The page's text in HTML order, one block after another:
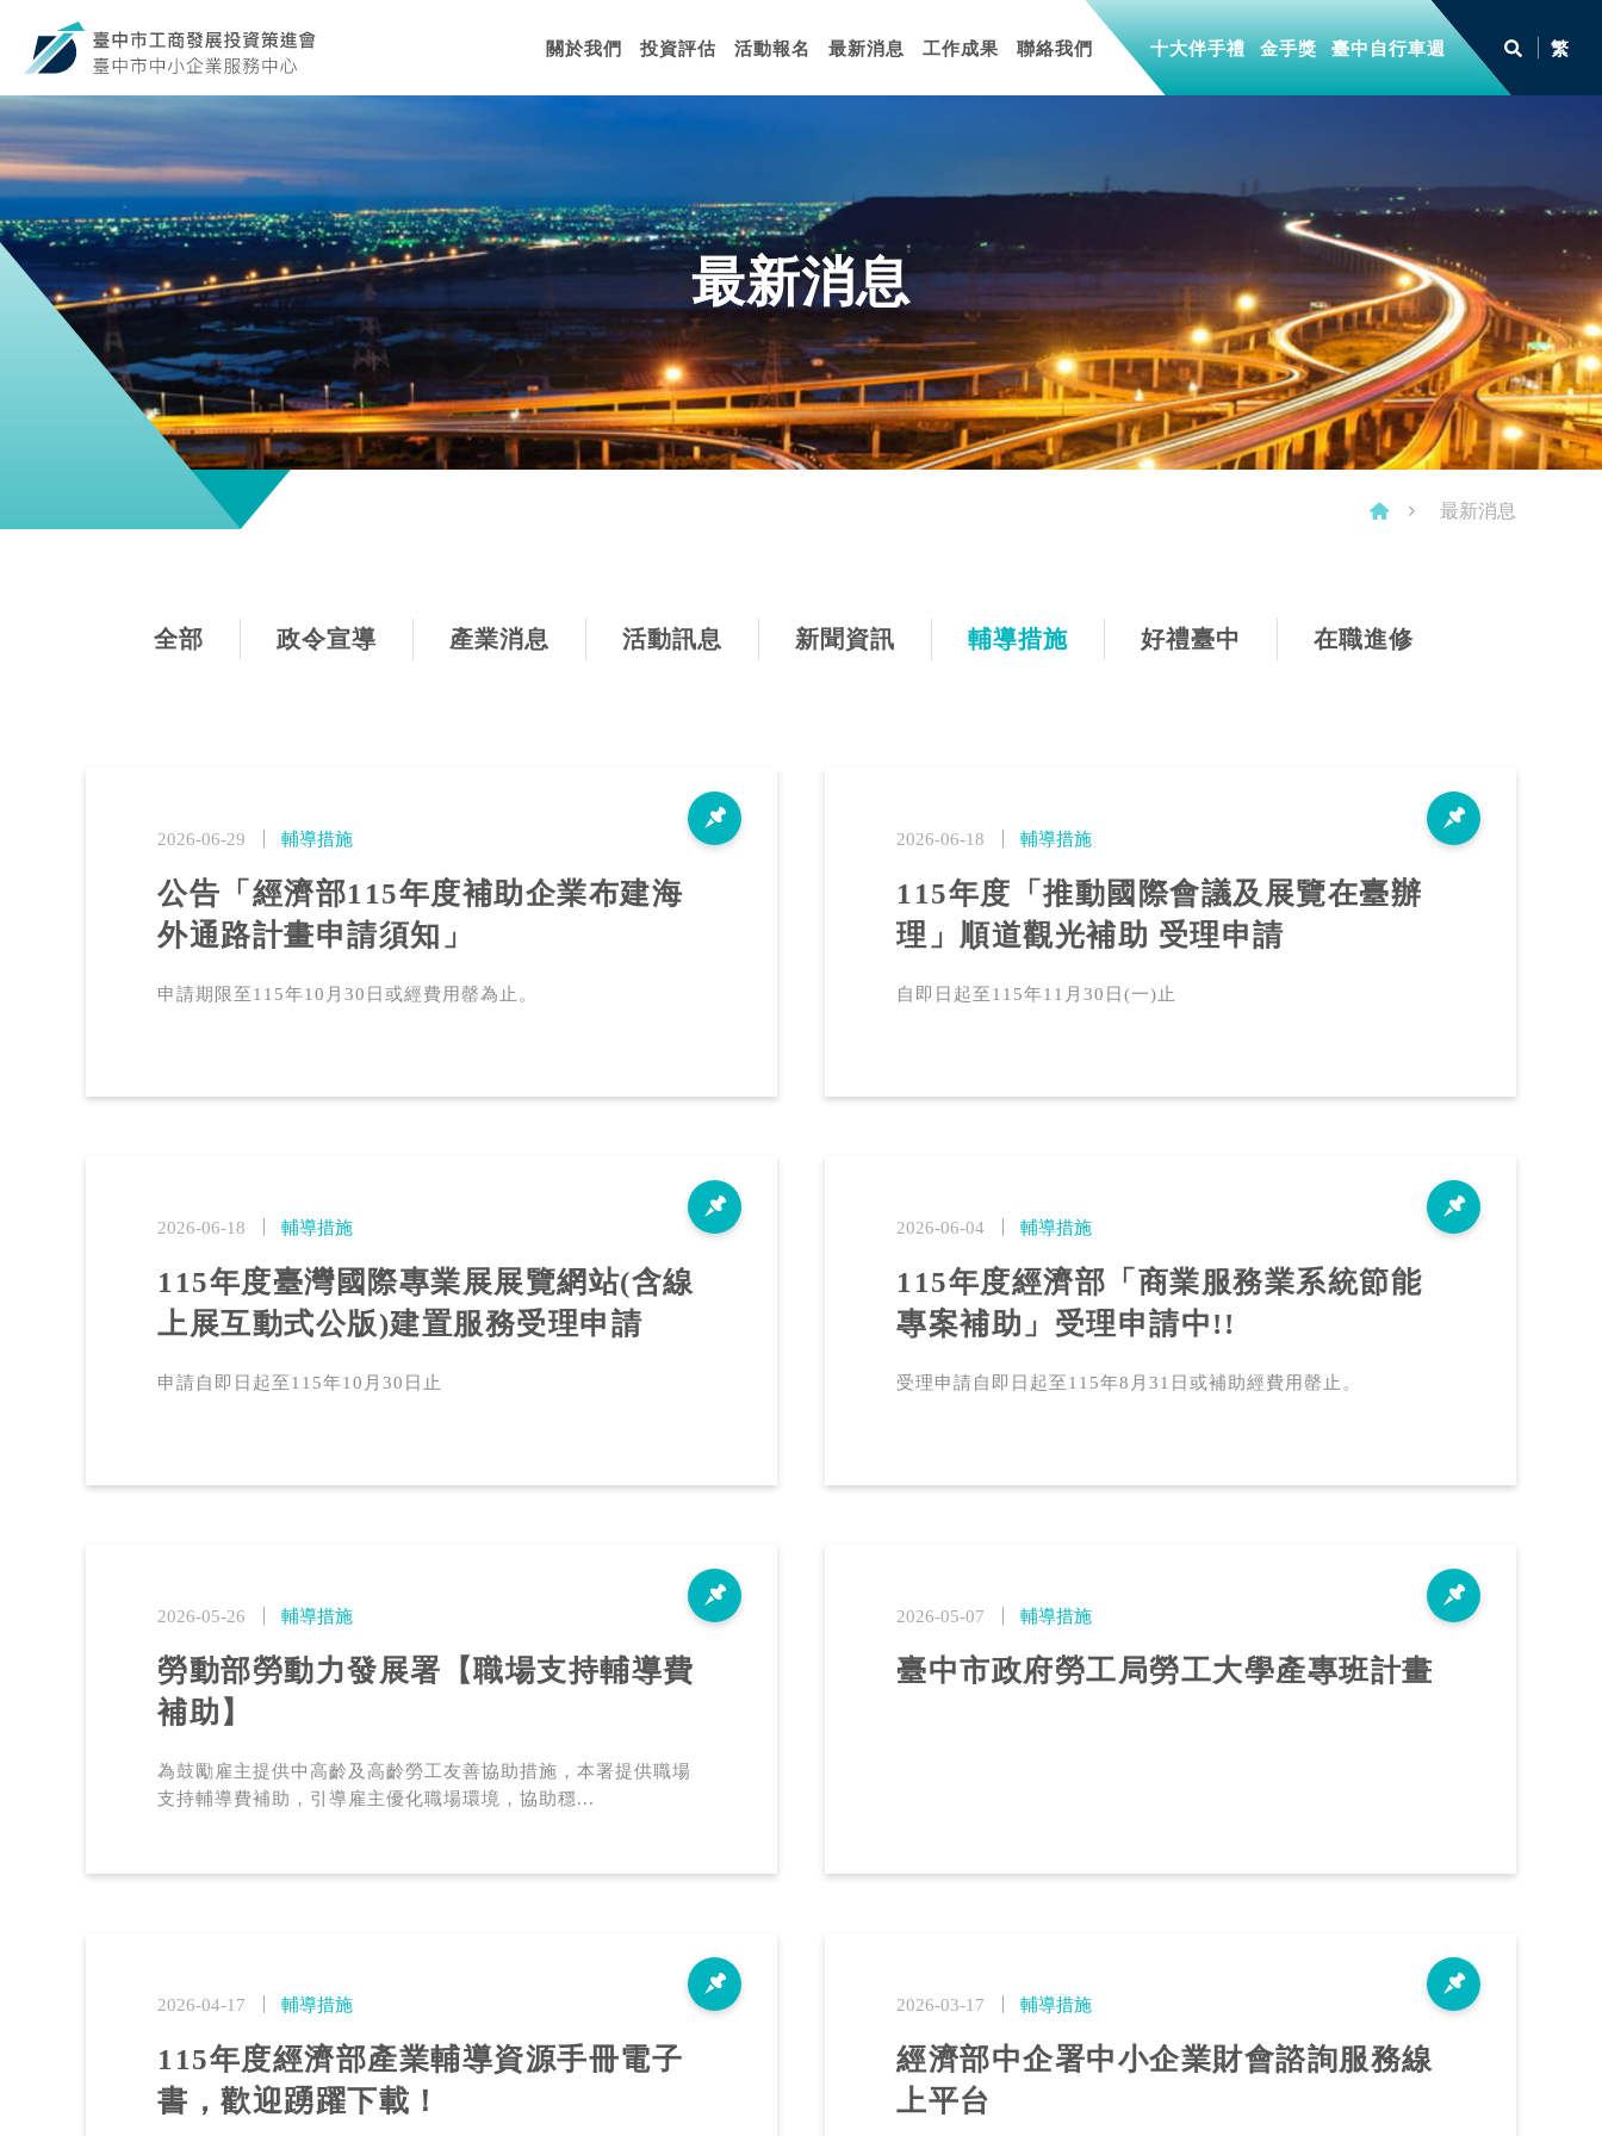
關於我們 投資評估 活動報名 最新消息 工作成果 聯絡我們 十大伴手禮 金手獎 臺中自行車週 繁
最新消息
最新消息
全部 政令宣導 產業消息 活動訊息 新聞資訊 輔導措施 好禮臺中 在職進修
2026-06-29 輔導措施
公告「經濟部115年度補助企業布建海
外通路計畫申請須知」
申請期限至115年10月30日或經費用罄為止。
2026-06-18 輔導措施
115年度「推動國際會議及展覽在臺辦
理」順道觀光補助 受理申請
自即日起至115年11月30日(一)止
2026-06-18 輔導措施
115年度臺灣國際專業展展覽網站(含線
上展互動式公版)建置服務受理申請
申請自即日起至115年10月30日止
2026-06-04 輔導措施
115年度經濟部「商業服務業系統節能
專案補助」受理申請中!!
受理申請自即日起至115年8月31日或補助經費用罄止。
2026-05-26 輔導措施
勞動部勞動力發展署【職場支持輔導費
補助】
為鼓勵雇主提供中高齡及高齡勞工友善協助措施，本署提供職場
支持輔導費補助，引導雇主優化職場環境，協助穩...
2026-05-07 輔導措施
臺中市政府勞工局勞工大學產專班計畫
2026-04-17 輔導措施
115年度經濟部產業輔導資源手冊電子
書，歡迎踴躍下載！
2026-03-17 輔導措施
經濟部中企署中小企業財會諮詢服務線
上平台